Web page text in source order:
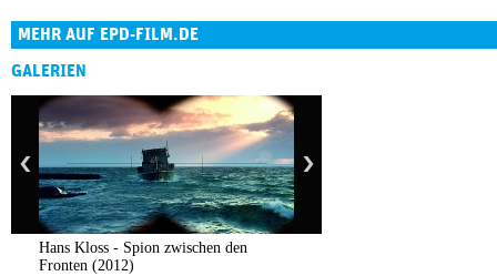
MEHR AUF EPD-FILM.DE
GALERIEN
Hans Kloss - Spion zwischen den
Fronten (2012)